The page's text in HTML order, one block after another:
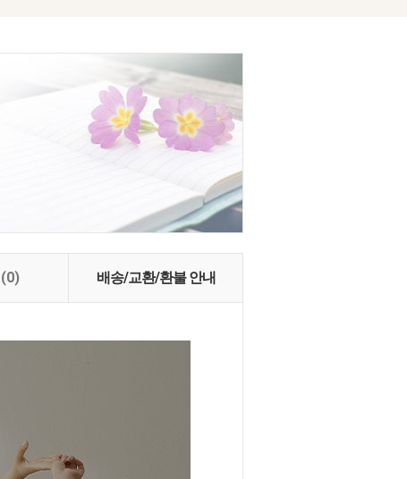
(0) 배송/교환/환불 안내